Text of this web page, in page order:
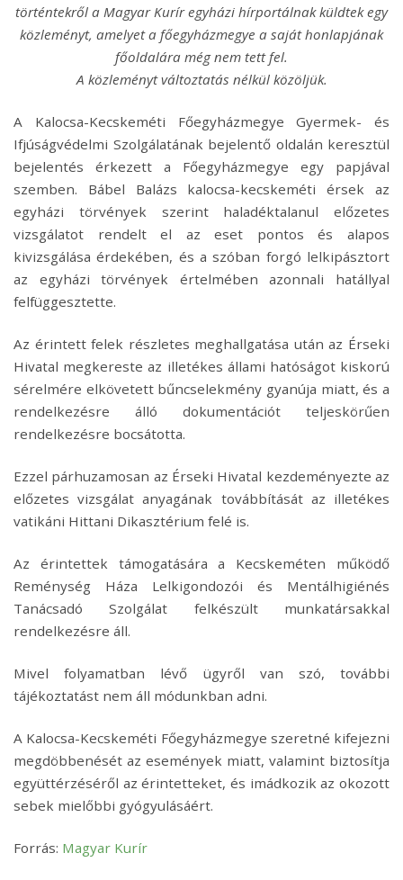
történtekről a Magyar Kurír egyházi hírportálnak küldtek egy
közleményt, amelyet a főegyházmegye a saját honlapjának
főoldalára még nem tett fel.
A közleményt változtatás nélkül közöljük.
A Kalocsa-Kecskeméti Főegyházmegye Gyermek- és
Ifjúságvédelmi Szolgálatának bejelentő oldalán keresztül
bejelentés érkezett a Főegyházmegye egy papjával
szemben. Bábel Balázs kalocsa-kecskeméti érsek az
egyházi törvények szerint haladéktalanul előzetes
vizsgálatot rendelt el az eset pontos és alapos
kivizsgálása érdekében, és a szóban forgó lelkipásztort
az egyházi törvények értelmében azonnali hatállyal
felfüggesztette.
Az érintett felek részletes meghallgatása után az Érseki
Hivatal megkereste az illetékes állami hatóságot kiskorú
sérelmére elkövetett bűncselekmény gyanúja miatt, és a
rendelkezésre álló dokumentációt teljeskörűen
rendelkezésre bocsátotta.
Ezzel párhuzamosan az Érseki Hivatal kezdeményezte az
előzetes vizsgálat anyagának továbbítását az illetékes
vatikáni Hittani Dikasztérium felé is.
Az érintettek támogatására a Kecskeméten működő
Reménység Háza Lelkigondozói és Mentálhigiénés
Tanácsadó Szolgálat felkészült munkatársakkal
rendelkezésre áll.
Mivel folyamatban lévő ügyről van szó, további
tájékoztatást nem áll módunkban adni.
A Kalocsa-Kecskeméti Főegyházmegye szeretné kifejezni
megdöbbenését az események miatt, valamint biztosítja
együttérzéséről az érintetteket, és imádkozik az okozott
sebek mielőbbi gyógyulásáért.
Forrás: Magyar Kurír